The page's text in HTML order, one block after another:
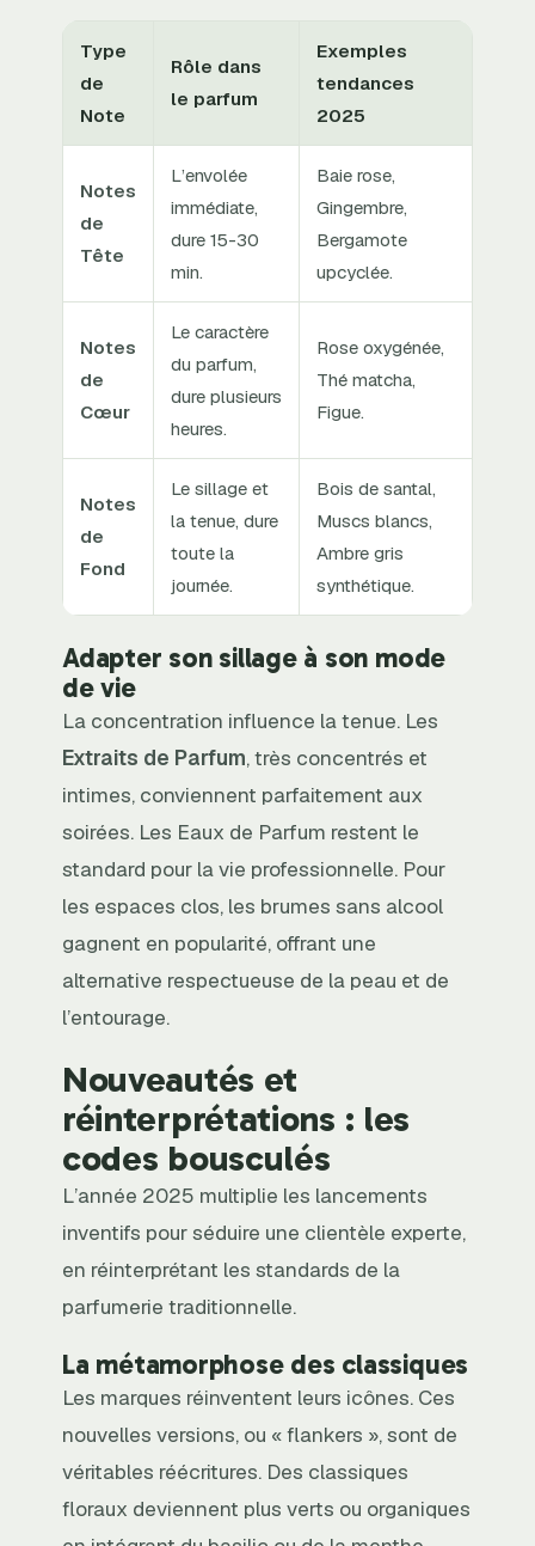
Type
de
Note
Rôle dans
le parfum
Exemples
tendances
2025
Notes
de
Tête
L’envolée
immédiate,
dure 15-30
min.
Baie rose,
Gingembre,
Bergamote
upcyclée.
Notes
de
Cœur
Le caractère
du parfum,
dure plusieurs
heures.
Rose oxygénée,
Thé matcha,
Figue.
Notes
de
Fond
Le sillage et
la tenue, dure
toute la
journée.
Bois de santal,
Muscs blancs,
Ambre gris
synthétique.
Adapter son sillage à son mode
de vie
La concentration influence la tenue. Les
Extraits de Parfum, très concentrés et
intimes, conviennent parfaitement aux
soirées. Les Eaux de Parfum restent le
standard pour la vie professionnelle. Pour
les espaces clos, les brumes sans alcool
gagnent en popularité, offrant une
alternative respectueuse de la peau et de
l’entourage.
Nouveautés et
réinterprétations : les
codes bousculés
L’année 2025 multiplie les lancements
inventifs pour séduire une clientèle experte,
en réinterprétant les standards de la
parfumerie traditionnelle.
La métamorphose des classiques
Les marques réinventent leurs icônes. Ces
nouvelles versions, ou « flankers », sont de
véritables réécritures. Des classiques
floraux deviennent plus verts ou organiques